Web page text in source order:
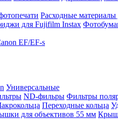
Расходные материалы
для Fujifilm Instax
EF/EF-s
Универсальные
ND-фильры Фильтры
Переходные кольца
для объективов 55 мм